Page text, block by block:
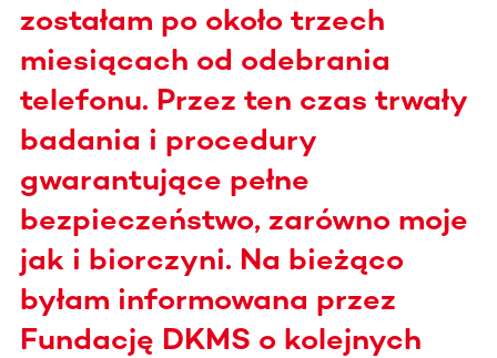
zostałam po około trzech
miesiącach od odebrania
telefonu. Przez ten czas trwały
badania i procedury
gwarantujące pełne
bezpieczeństwo, zarówno moje
jak i biorczyni. Na bieżąco
byłam informowana przez
Fundację DKMS o kolejnych